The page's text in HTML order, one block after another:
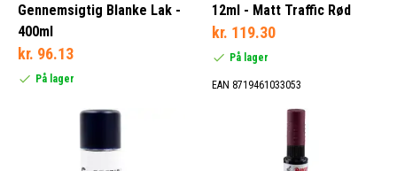
Gennemsigtig Blanke Lak -
400ml
kr. 96.13
På lager
12ml - Matt Traffic Rød
kr. 119.30
På lager
EAN 8719461033053